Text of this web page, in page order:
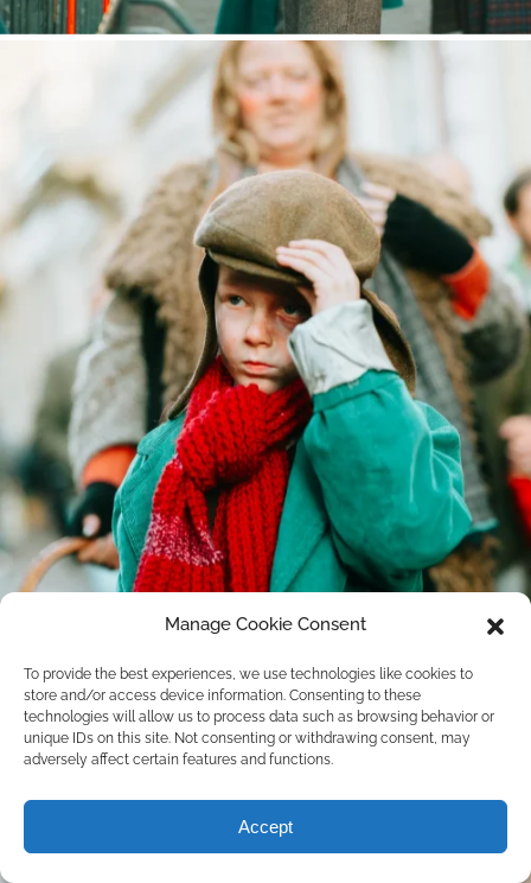
Manage Cookie Consent
To provide the best experiences, we use technologies like cookies to
store and/or access device information. Consenting to these
technologies will allow us to process data such as browsing behavior or
unique IDs on this site. Not consenting or withdrawing consent, may
adversely affect certain features and functions.
Accept